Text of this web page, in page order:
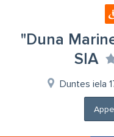
"Duna
SIA
Duntes iela